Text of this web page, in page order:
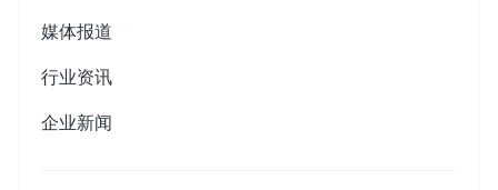
媒体报道
行业资讯
企业新闻